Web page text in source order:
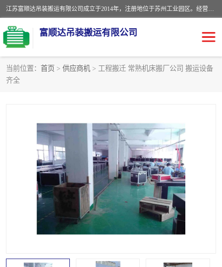
江苏富顺达吊装搬运有限公司成立于2014年，注册地位于苏州工业园区。经营范围包括起重吊装、搬运装卸服务；叉车、吊车租赁；水电安装；机电工程施工及维护；机电设备安装；家政服务、保洁服务。苏州搬运公司，苏州叉车出租，苏州吊车出租，苏州工厂设备搬运，专业设备吊装服务。
富顺达吊装搬运有限公司
当前位置： 首页 > 供应商机 > 工程搬迁 常熟机床搬厂公司 搬运设备
齐全
苏州设备搬运吊装服务
设备定位移位 起重吊装
设备搬运 吊装公司
工厂设备搬运 专业设备吊装服务
吊车出租租赁服务 叉车出租租赁服务